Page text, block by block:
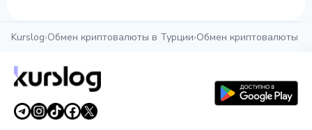
Kurslog›Обмен криптовалюты в Турции›Обмен криптовалюты в